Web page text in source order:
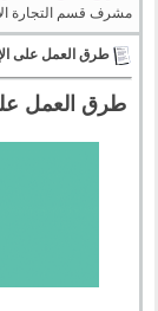
مشرف قسم التجارة
طرق العمل على
طرق العمل على